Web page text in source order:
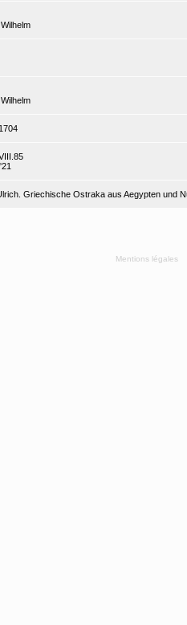
Griechische Ostraka aus Aegypten und
Mentions légales